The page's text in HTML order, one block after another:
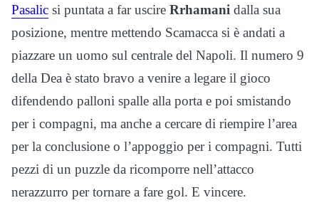
Pasalic si puntata a far uscire Rrhamani dalla sua
posizione, mentre mettendo Scamacca si è andati a
piazzare un uomo sul centrale del Napoli. Il numero 9
della Dea è stato bravo a venire a legare il gioco
difendendo palloni spalle alla porta e poi smistando
per i compagni, ma anche a cercare di riempire l’area
per la conclusione o l’appoggio per i compagni. Tutti
pezzi di un puzzle da ricomporre nell’attacco
nerazzurro per tornare a fare gol. E vincere.